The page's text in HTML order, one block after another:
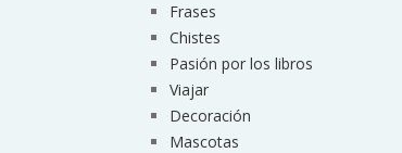
Frases
Chistes
Pasión por los libros
Viajar
Decoración
Mascotas